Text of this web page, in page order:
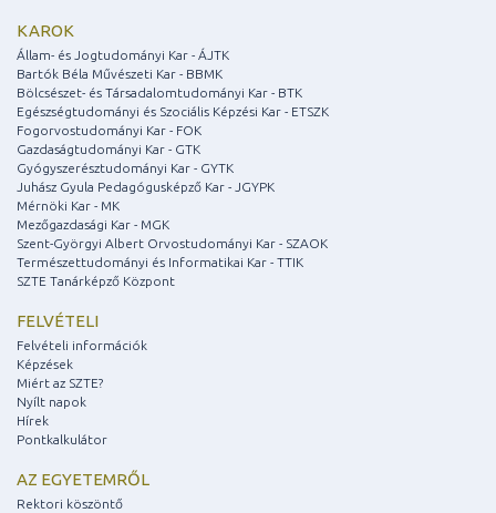
KAROK
Állam- és Jogtudományi Kar - ÁJTK
Bartók Béla Művészeti Kar - BBMK
Bölcsészet- és Társadalomtudományi Kar - BTK
Egészségtudományi és Szociális Képzési Kar - ETSZK
Fogorvostudományi Kar - FOK
Gazdaságtudományi Kar - GTK
Gyógyszerésztudományi Kar - GYTK
Juhász Gyula Pedagógusképző Kar - JGYPK
Mérnöki Kar - MK
Mezőgazdasági Kar - MGK
Szent-Györgyi Albert Orvostudományi Kar - SZAOK
Természettudományi és Informatikai Kar - TTIK
SZTE Tanárképző Központ
FELVÉTELI
Felvételi információk
Képzések
Miért az SZTE?
Nyílt napok
Hírek
Pontkalkulátor
AZ EGYETEMRŐL
Rektori köszöntő